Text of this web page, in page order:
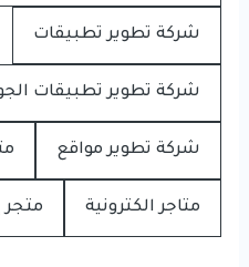
شركة تطوير تطبيقات
شركة تطوير تطبيقات
شركة تطوير مواقع
متاجر الكترونية متجر